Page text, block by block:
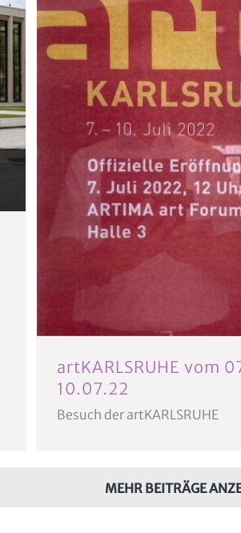
artKARLSRUHE vom
10.07.22
Besuch der artKARLSRUHE
MEHR BEITRÄGE